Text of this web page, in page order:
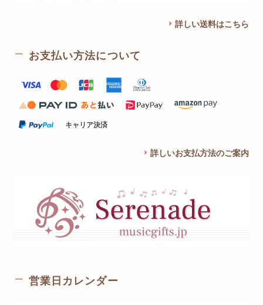
詳しい送料はこちら
お支払い方法について
キャリア決済
詳しいお支払方法のご案内
営業日カレンダー